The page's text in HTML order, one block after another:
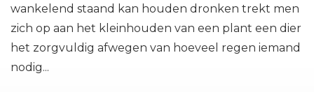
wankelend staand kan houden dronken trekt men
zich op aan het kleinhouden van een plant een dier
het zorgvuldig afwegen van hoeveel regen iemand
nodig...